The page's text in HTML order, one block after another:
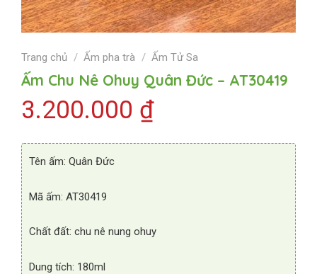
Trang chủ / Ấm pha trà / Ấm Tử Sa
Ấm Chu Nê Ohuy Quân Đức – AT30419
3.200.000 ₫
Tên ấm: Quân Đức
Mã ấm: AT30419
Chất đất: chu nê nung ohuy
Dung tích: 180ml